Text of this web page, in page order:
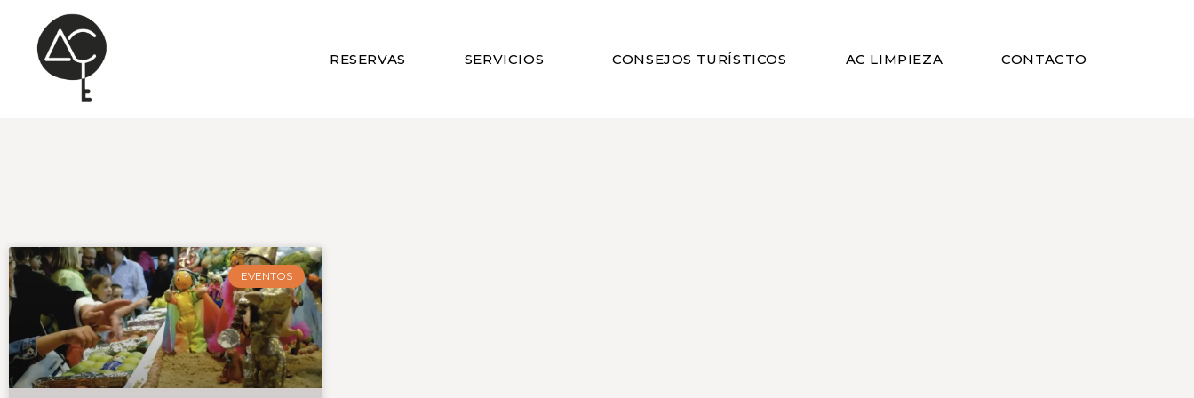
RESERVAS SERVICIOS CONSEJOS TURÍSTICOS AC LIMPIEZA CONTACTO
EVENTOS